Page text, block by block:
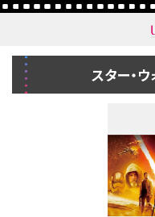
スター・